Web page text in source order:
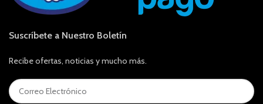
Suscríbete a Nuestro Boletín
Recibe ofertas, noticias y mucho más.